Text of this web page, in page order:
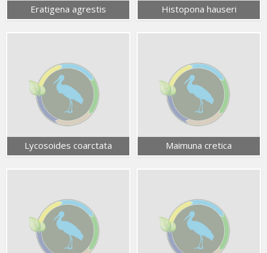
Eratigena agrestis Histopona hauseri
Lycosoides coarctata Maimuna cretica